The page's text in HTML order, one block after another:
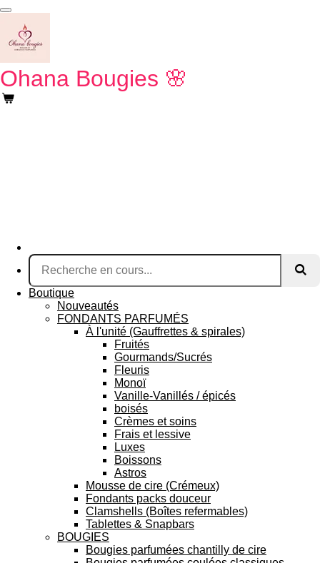
Passer
contenu
principal
Ohana Bougies 🌸
Boutique
Nouveautés
FONDANTS PARFUMÉS
À l'unité (Gauffrettes & spirales)
Fruités
Gourmands/Sucrés
Fleuris
Monoï
Vanille-Vanillés / épicés
boisés
Crèmes et soins
Frais et lessive
Luxes
Boissons
Astros
Mousse de cire (Crémeux)
Fondants packs douceur
Clamshells (Boîtes refermables)
Tablettes & Snapbars
BOUGIES
Bougies parfumées chantilly de cire